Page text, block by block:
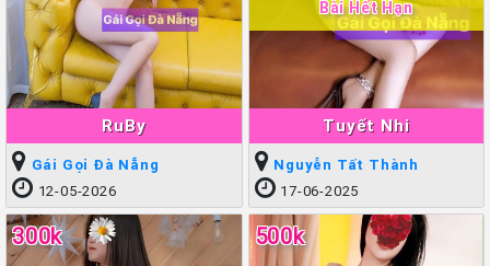
RuBy
Gái Gọi Đà Nẵng
12-05-2026
Tuyết Nhi
Bài Hết Hạn
Nguyễn Tất Thành
17-06-2025
300k 500k